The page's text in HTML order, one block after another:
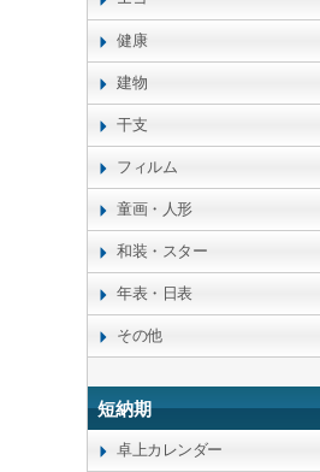
健康
建物
干支
フィルム
童画・人形
和装・スター
年表・日表
その他
短納期
卓上カレンダー